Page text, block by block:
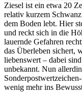
Ziesel ist ein etwa 20
relativ kurzem
dem Boden lebt. Hier
und reckt sich in die
lauernde Gefahren
das Überleben sichert,
liebenswert – dabei
unbekannt. Nun
wenig mehr ins